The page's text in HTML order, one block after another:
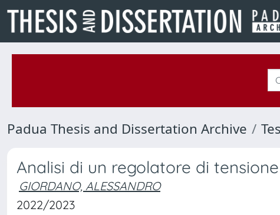
Padua Thesis and Dissertation Archive
Analisi di un regolatore di
GIORDANO, ALESSANDRO
2022/2023